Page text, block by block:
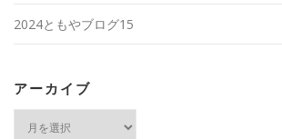
2024ともやブログ15
アーカイブ